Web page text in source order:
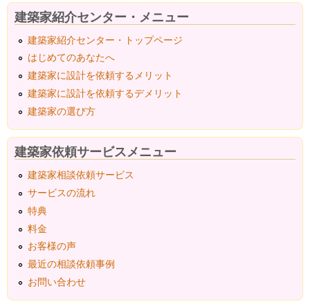
建築家紹介センター・メニュー
建築家紹介センター・トップページ
はじめてのあなたへ
建築家に設計を依頼するメリット
建築家に設計を依頼するデメリット
建築家の選び方
建築家依頼サービスメニュー
建築家相談依頼サービス
サービスの流れ
特典
料金
お客様の声
最近の相談依頼事例
お問い合わせ